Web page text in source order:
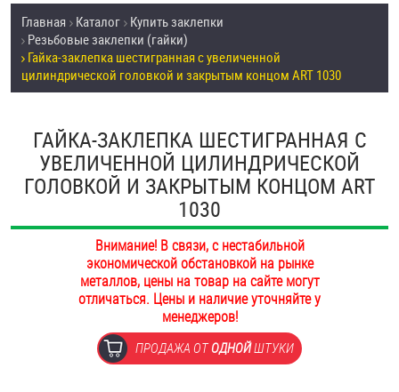
УСЛУГИ
СКИДКИ
ПОКУПАТЕЛЯМ
ОПЛАТА И ДОСТАВКА
Товары со скидкой
Анкеры
Антивандальный крепёж, инструмент
Болты и винты
Втулки
Гайки
Дюбели
Дюймовый крепёж
Главная Каталог Купить заклепки
Резьбовые заклепки (гайки)
Гайка-заклепка шестигранная с увеличенной
цилиндрической головкой и закрытым концом ART 1030
ГАЙКА-ЗАКЛЕПКА ШЕСТИГРАННАЯ С
УВЕЛИЧЕННОЙ ЦИЛИНДРИЧЕСКОЙ
ГОЛОВКОЙ И ЗАКРЫТЫМ КОНЦОМ ART
1030
Внимание! В связи, с нестабильной
экономической обстановкой на рынке
металлов, цены на товар на сайте могут
отличаться. Цены и наличие уточняйте у
менеджеров!
ПРОДАЖА ОТОДНОЙШТУКИ